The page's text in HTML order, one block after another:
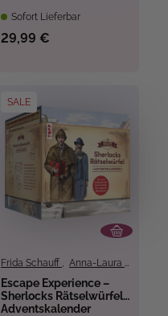
Sofort Lieferbar
29,99 €
SALE
Frida Schauff , Anna-Laura Dietrich
Escape Experience –
Sherlocks Rätselwürfel
Adventskalender